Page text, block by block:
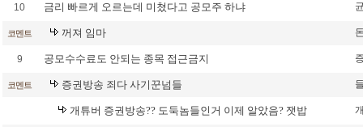
10 금리 빠르게 오르는데 미쳤다고 공모주 하냐
코멘트 꺼져 임마
9 공모수수료도 안되는 종목 접근금지
코멘트 증권방송 죄다 사기꾼넘들
개튜버 증권방송?? 도둑놈들인거 이제 알았음? 잿밥